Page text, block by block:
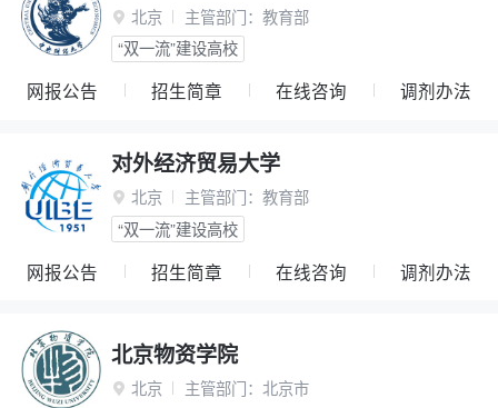
 北京 主管部门： 教育部
“双一流”建设高校
网报公告 招生简章 在线咨询 调剂办法
对外经济贸易大学
 北京 主管部门： 教育部
“双一流”建设高校
网报公告 招生简章 在线咨询 调剂办法
北京物资学院
 北京 主管部门： 北京市